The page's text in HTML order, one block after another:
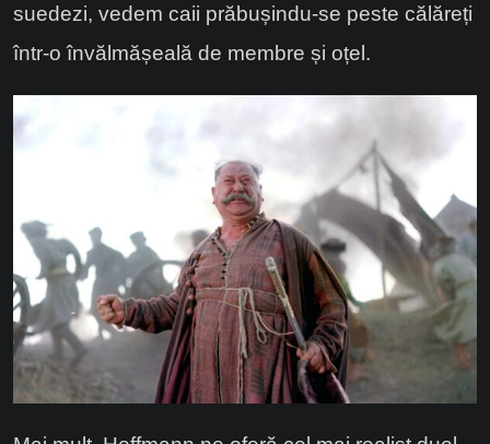
suedezi, vedem caii prăbușindu-se peste călăreți
într-o învălmășeală de membre și oțel.